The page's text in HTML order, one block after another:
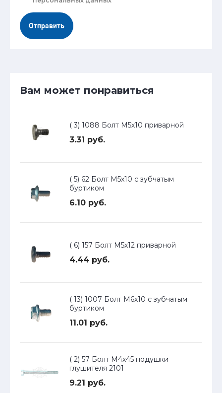
Отправить
Вам может понравиться
( 3) 1088 Болт М5х10 приварной
3.31 руб.
( 5) 62 Болт М5х10 с зубчатым
буртиком
6.10 руб.
( 6) 157 Болт М5х12 приварной
4.44 руб.
( 13) 1007 Болт М6х10 с зубчатым
буртиком
11.01 руб.
( 2) 57 Болт М4х45 подушки
глушителя 2101
9.21 руб.